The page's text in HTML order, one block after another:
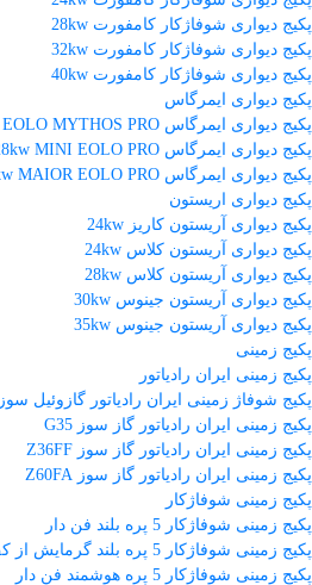
پکیج دیواری شوفاژکار کامفورت 28kw
پکیج دیواری شوفاژکار کامفورت 32kw
پکیج دیواری شوفاژکار کامفورت 40kw
پکیج دیواری ایمرگاس
پکیج دیواری ایمرگاس 24kw EOLO MYTHOS PRO
پکیج دیواری ایمرگاس 28kw MINI EOLO PRO
پکیج دیواری ایمرگاس 32kw MAIOR EOLO PRO
پکیج دیواری اریستون
پکیج دیواری آریستون کاریز 24kw
پکیج دیواری آریستون کلاس 24kw
پکیج دیواری آریستون کلاس 28kw
پکیج دیواری آریستون جینوس 30kw
پکیج دیواری آریستون جینوس 35kw
پکیج زمینی
پکیج زمینی ایران رادیاتور
پکیج شوفاژ زمینی ایران رادیاتور گازوئیل سوز D35
پکیج زمینی ایران رادیاتور گاز سوز G35
پکیج زمینی ایران رادیاتور گاز سوز Z36FF
پکیج زمینی ایران رادیاتور گاز سوز Z60FA
پکیج زمینی شوفاژکار
پکیج زمینی شوفاژکار 5 پره بلند فن دار
پکیج زمینی شوفاژکار 5 پره بلند گرمایش از کف فن دار با پمپ گراندفوس
پکیج زمینی شوفاژکار 5 پره هوشمند فن دار